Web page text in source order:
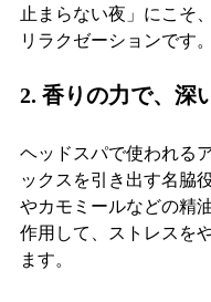
止まらない夜」にこそ
リラクゼーションです。
2. 香りの力で、深
ヘッドスパで使われる
ックスを引き出す名脇
やカモミールなどの精
作用して、ストレスを
ます。